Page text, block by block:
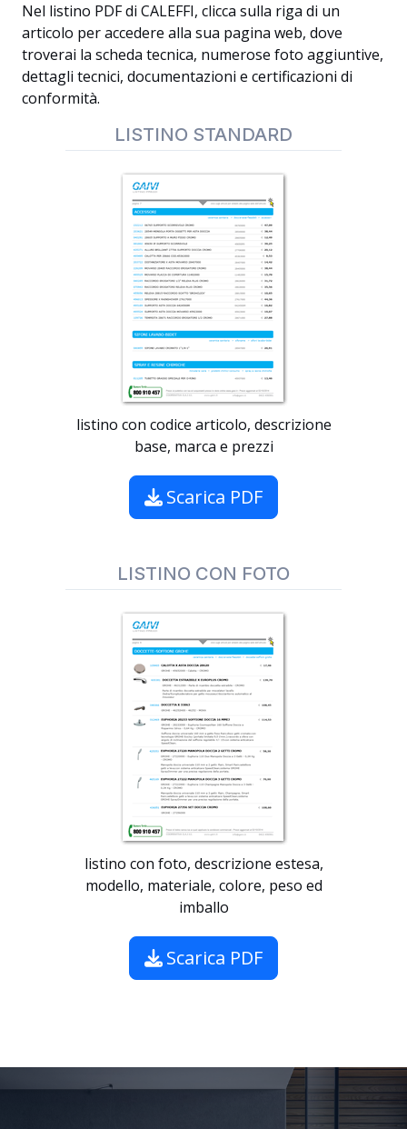
Nel listino PDF di CALEFFI, clicca sulla riga di un
articolo per accedere alla sua pagina web, dove
troverai la scheda tecnica, numerose foto aggiuntive,
dettagli tecnici, documentazioni e certificazioni di
conformità.
LISTINO STANDARD
listino con codice articolo, descrizione
base, marca e prezzi
Scarica PDF
LISTINO CON FOTO
listino con foto, descrizione estesa,
modello, materiale, colore, peso ed
imballo
Scarica PDF